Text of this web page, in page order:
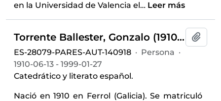
en la Universidad de Valencia el… Leer más
Torrente Ballester, Gonzalo (1910-1999)
ES-28079-PARES-AUT-140918 · Persona ·
1910-06-13 - 1999-01-27
Catedrático y literato español.
Nació en 1910 en Ferrol (Galicia). Se matriculó